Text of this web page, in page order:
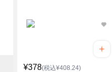
¥378(税込¥408.24)